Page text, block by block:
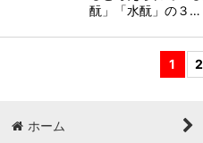
酛」「水酛」の３…
1 2
ホーム